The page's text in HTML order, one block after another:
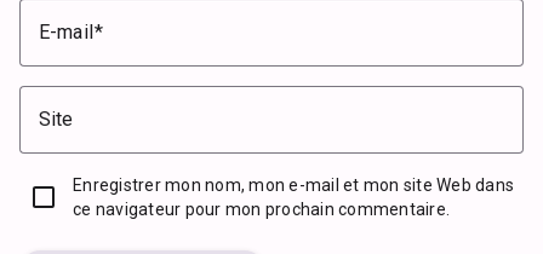
E-mail
Site
Enregistrer mon nom, mon e-mail et mon site Web dans
ce navigateur pour mon prochain commentaire.